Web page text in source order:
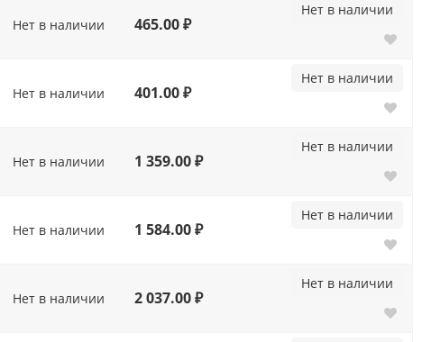
Нет в наличии 465.00 ₽
Нет в наличии
Нет в наличии 401.00 ₽
Нет в наличии
Нет в наличии 1 359.00 ₽
Нет в наличии
Нет в наличии 1 584.00 ₽
Нет в наличии
Нет в наличии 2 037.00 ₽
Нет в наличии